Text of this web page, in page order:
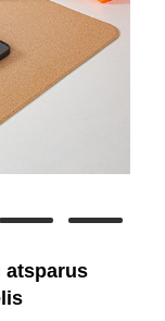
atsparus